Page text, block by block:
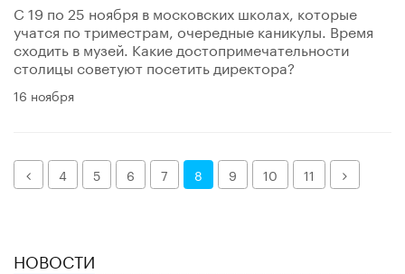
С 19 по 25 ноября в московских школах, которые
учатся по триместрам, очередные каникулы. Время
сходить в музей. Какие достопримечательности
столицы советуют посетить директора?
16 ноября
Назад
4 5 6 7 8 9 10 11 Далее
НОВОСТИ